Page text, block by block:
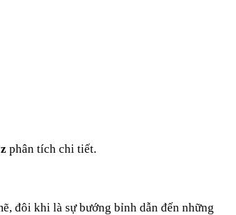
phân tích chi tiết.
đôi khi là sự bướng bỉnh dẫn đến những